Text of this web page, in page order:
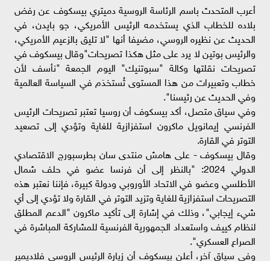
أعرب المتحدث باسم الرئاسة الروسية دميتري بيسكوف عن رفض
بلاده للخطاب الذي يستخدمه الرئيس الأمريكي، جو بايدن، في
الحديث عن نظيره الروسي، مضيفا أنها "لا تليق بالزعيم الأمريكي،
والرئيس بوتين لا يرد على مثل هكذا تصريحات"وقال بيسكوف في
تصريحات نقلتها وكالة "سبوتنيك" اليوم الجمعة "نأسف لأن
خطاب وتعبيرات من هذا المستوى تُستخدَم في السياسة العالمية
وفي الحديث عن رئيسنا".
وفي سياق متصل، أكد بيسكوف أن روسيا تعتبر تصريحات الرئيس
الفرنسي إيمانويل ماكرون استفزازية للغاية وتؤدي إلى تصعيد
التوتر في القارة.
وقال بيسكوف - على هامش منتدى سان بطرسبورج الاقتصادي
الدولي 2024: "بالنظر إلى أن فرنسا عضو في حلف شمال
الأطلسي وعضو في الاتحاد الأوروبي ودولة كبيرة، فإننا نعتبر هذه
التصريحات استفزازية للغاية وتزيد التوتر في القارة ولا تؤدي إلى أي
شيء إيجابي"، وذلك في إشارة إلى تأكيد ماكرون "الدعم المطلق
لنظام كييف واستعداد الجمهورية الفرنسية للمشاركة المباشرة في
الصراع العسكري".
وفي سياق آخر، أعلن بيسكوف أن زيارة الرئيس الروسي فلاديمير